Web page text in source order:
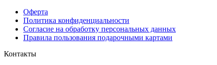
Оферта
Политика конфиденциальности
Согласие на обработку персональных данных
Правила пользования подарочными картами
Контакты